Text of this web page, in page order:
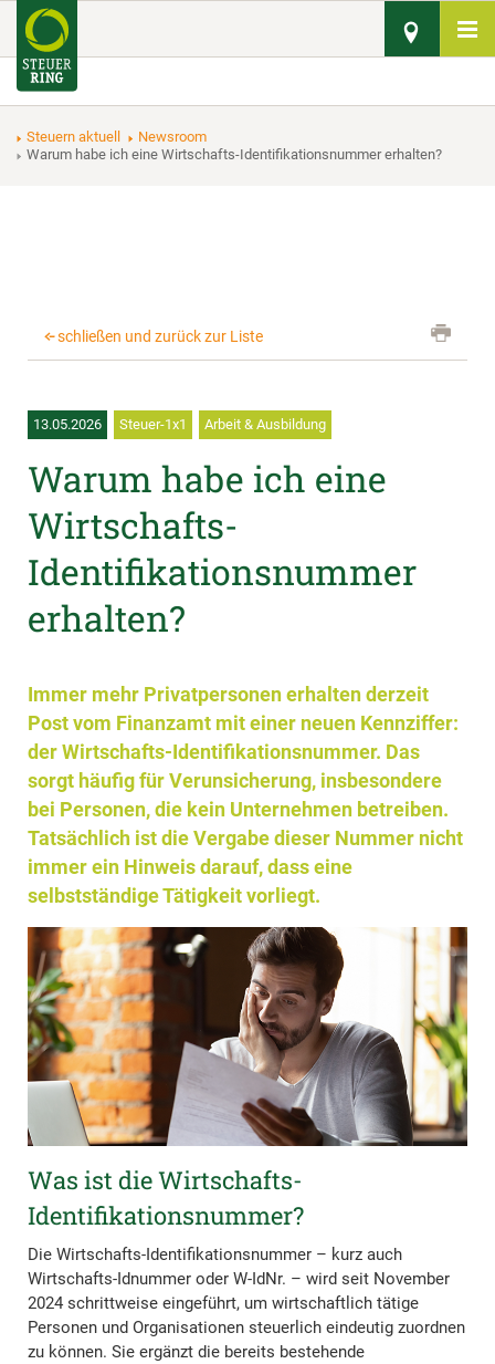
Steuern aktuell
Newsroom
Warum habe ich eine Wirtschafts-Identifikationsnummer erhalten?
schließen und zurück zur Liste
13.05.2026 Steuer-1x1 Arbeit & Ausbildung
Warum habe ich eine
Wirtschafts-
Identifikationsnummer
erhalten?
Immer mehr Privatpersonen erhalten derzeit
Post vom Finanzamt mit einer neuen Kennziffer:
der Wirtschafts-Identifikationsnummer. Das
sorgt häufig für Verunsicherung, insbesondere
bei Personen, die kein Unternehmen betreiben.
Tatsächlich ist die Vergabe dieser Nummer nicht
immer ein Hinweis darauf, dass eine
selbstständige Tätigkeit vorliegt.
Was ist die Wirtschafts-
Identifikationsnummer?
Die Wirtschafts-Identifikationsnummer – kurz auch
Wirtschafts-Idnummer oder W-IdNr. – wird seit November
2024 schrittweise eingeführt, um wirtschaftlich tätige
Personen und Organisationen steuerlich eindeutig zuordnen
zu können. Sie ergänzt die bereits bestehende